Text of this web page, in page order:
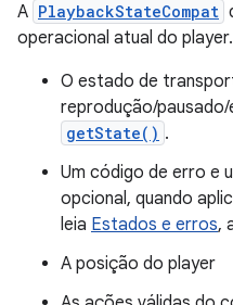
A PlaybackStateCompat
operacional atual do
O estado de
reprodução/
getState() .
Um código de erro e
opcional, quando
leia Estados e erros,
A posição do player